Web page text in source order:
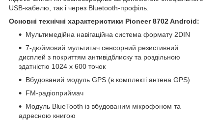
USB-кабелю, так і через Bluetooth-профіль.
Основні технічні характеристики Pioneer 8702 Android:
Мультимедійна навігаційна система формату 2DIN
7-дюймовий мультитач сенсорний резистивний
дисплей з покриттям антивідблиску та роздільною
здатністю 1024 x 600 точок
Вбудований модуль GPS (в комплекті антена GPS)
FM-радіоприймач
Модуль BlueTooth із вбудованим мікрофоном та
адресною книгою